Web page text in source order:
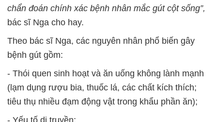
chẩn đoán chính xác bệnh nhân mắc gút cột sống”,
bác sĩ Nga cho hay.
Theo bác sĩ Nga, các nguyên nhân phổ biến gây
bệnh gút gồm:
- Thói quen sinh hoạt và ăn uống không lành mạnh
(lạm dụng rượu bia, thuốc lá, các chất kích thích;
tiêu thụ nhiều đạm động vật trong khẩu phần ăn);